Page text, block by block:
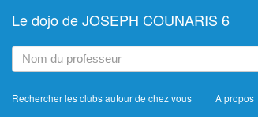
Le dojo de JOSEPH COUNARIS 6
Rechercher les clubs autour de chez vous A propos
−